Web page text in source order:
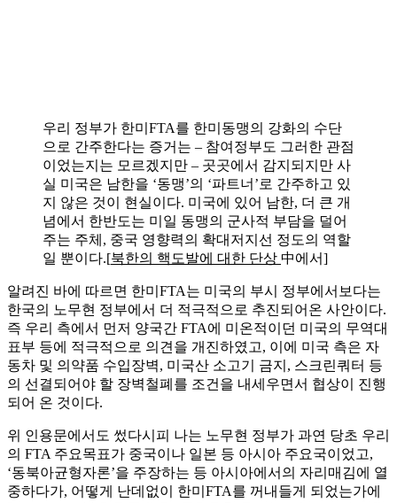
우리 정부가 한미FTA를 한미동맹의 강화의 수단
으로 간주한다는 증거는 – 참여정부도 그러한 관점
이었는지는 모르겠지만 – 곳곳에서 감지되지만 사
실 미국은 남한을 ‘동맹’의 ‘파트너’로 간주하고 있
지 않은 것이 현실이다. 미국에 있어 남한, 더 큰 개
념에서 한반도는 미일 동맹의 군사적 부담을 덜어
주는 주체, 중국 영향력의 확대저지선 정도의 역할
일 뿐이다.[북한의 핵도발에 대한 단상 中에서]
알려진 바에 따르면 한미FTA는 미국의 부시 정부에서보다는
한국의 노무현 정부에서 더 적극적으로 추진되어온 사안이다.
즉 우리 측에서 먼저 양국간 FTA에 미온적이던 미국의 무역대
표부 등에 적극적으로 의견을 개진하였고, 이에 미국 측은 자
동차 및 의약품 수입장벽, 미국산 소고기 금지, 스크린쿼터 등
의 선결되어야 할 장벽철폐를 조건을 내세우면서 협상이 진행
되어 온 것이다.
위 인용문에서도 썼다시피 나는 노무현 정부가 과연 당초 우리
의 FTA 주요목표가 중국이나 일본 등 아시아 주요국이었고,
‘동북아균형자론’을 주장하는 등 아시아에서의 자리매김에 열
중하다가, 어떻게 난데없이 한미FTA를 꺼내들게 되었는가에